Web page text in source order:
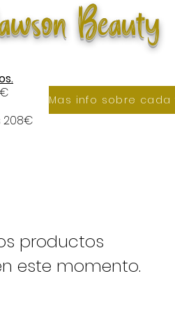
Beauty
208€
productos
este momento.